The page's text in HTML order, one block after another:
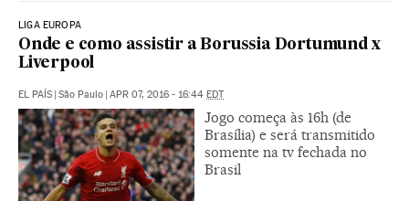
LIGA EUROPA
Onde e como assistir a Borussia Dortumund x
Liverpool
EL PAÍS São Paulo APR 07, 2016 - 16:44 EDT
Jogo começa às 16h (de
Brasília) e será transmitido
somente na tv fechada no
Brasil